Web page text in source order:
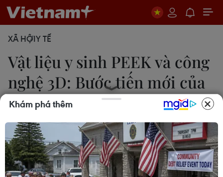
XÃ HỘIY TẾ
Vật liệu y sinh PEEK và công
nghệ 3D: Bước tiến mới của
y học
Tuyết Mai
08/11/2019 07:41
Hiện nay, vật liệu y sinh PEEK và công nghệ 3D đã
Khám phá thêm